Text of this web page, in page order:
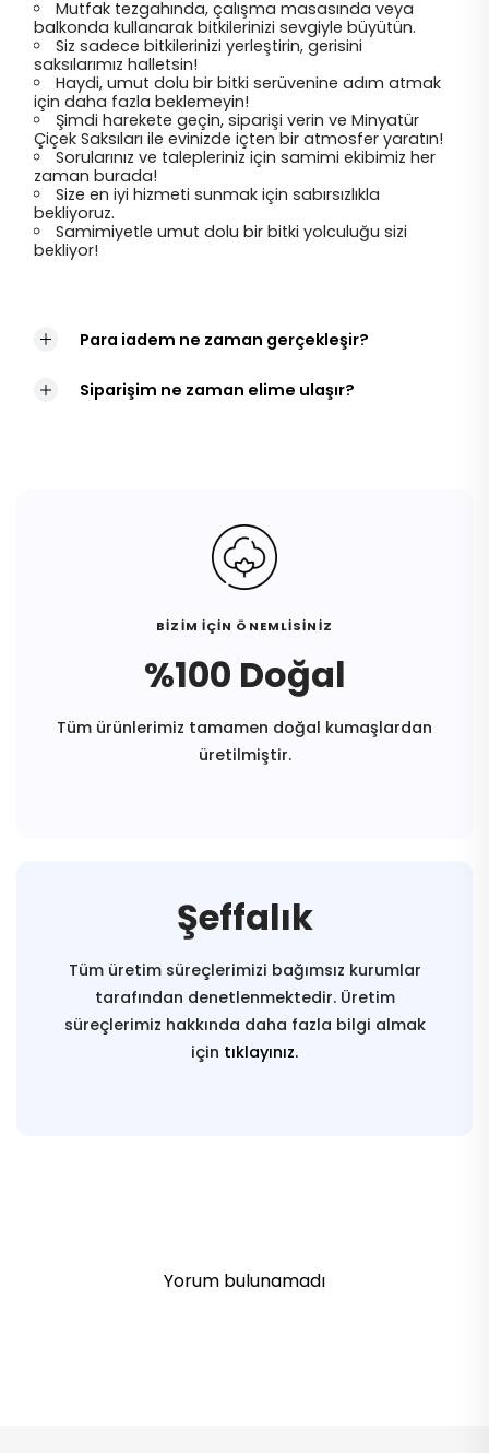
Mutfak tezgahında, çalışma masasında veya
balkonda kullanarak bitkilerinizi sevgiyle büyütün.
Siz sadece bitkilerinizi yerleştirin, gerisini
saksılarımız halletsin!
Haydi, umut dolu bir bitki serüvenine adım atmak
için daha fazla beklemeyin!
Şimdi harekete geçin, siparişi verin ve Minyatür
Çiçek Saksıları ile evinizde içten bir atmosfer yaratın!
Sorularınız ve talepleriniz için samimi ekibimiz her
zaman burada!
Size en iyi hizmeti sunmak için sabırsızlıkla
bekliyoruz.
Samimiyetle umut dolu bir bitki yolculuğu sizi
bekliyor!
Para iadem ne zaman gerçekleşir?
Siparişim ne zaman elime ulaşır?
BİZİM İÇİN ÖNEMLİSİNİZ
%100 Doğal
Tüm ürünlerimiz tamamen doğal kumaşlardan
üretilmiştir.
Şeffalık
Tüm üretim süreçlerimizi bağımsız kurumlar
tarafından denetlenmektedir. Üretim
süreçlerimiz hakkında daha fazla bilgi almak
için tıklayınız.
Yorum bulunamadı